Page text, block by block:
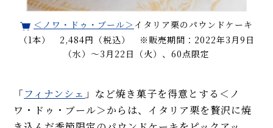
＜ノワ・ドゥ・ブール＞ イタリア栗のパウンドケーキ
（1本） 2,484円（税込） ※販売期間：2022年3月9日
（水）～3月22日（火）、60点限定
「フィナンシェ 」など焼き菓子を得意とする＜ノ
ワ・ドゥ・ブール＞からは、イタリア栗を贅沢に焼